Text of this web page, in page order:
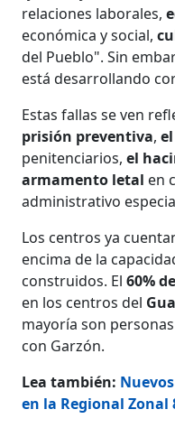
relaciones laborales,
económica y social,
del Pueblo". Sin
está desarrollando
Estas fallas se ven
prisión preventiva,
penitenciarios, el
armamento letal en
administrativo
Los centros ya
encima de la
construidos. El60%
en los centros del
mayoría son personas
con Garzón.
Lea también:
en la Regional Zonal